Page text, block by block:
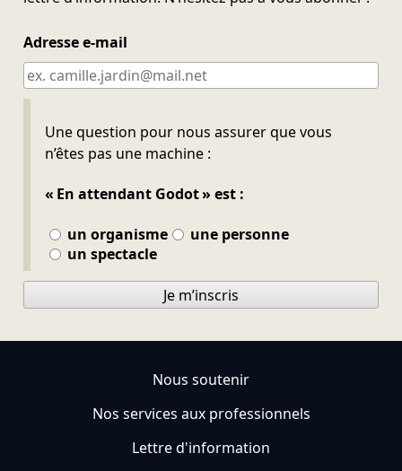
Adresse e-mail
Une question pour nous assurer que vous
n’êtes pas une machine :
« En attendant Godot » est :
un organisme
une personne
un spectacle
Ne pas remplir
Je m’inscris
Nous soutenir
Nos services aux professionnels
Lettre d'information